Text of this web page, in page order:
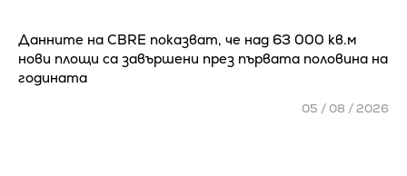
Данните на CBRE показват, че над 63 000 кв.м
нови площи са завършени през първата половина на
годината
05 / 08 / 2026